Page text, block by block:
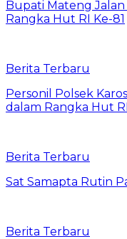
Bupati Mateng Jalan
Rangka Hut RI Ke-81
Berita Terbaru
Personil Polsek
dalam Rangka Hut
Berita Terbaru
Sat Samapta Rutin
Berita Terbaru